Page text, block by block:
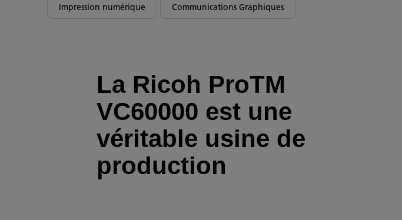
Impression numérique Communications Graphiques
La Ricoh ProTM
VC60000 est une
véritable usine de
production